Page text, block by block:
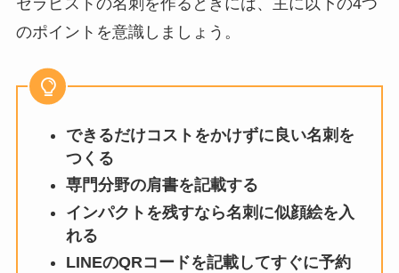
のポイントを意識しましょう。
できるだけコストをかけずに良い名刺を
つくる
専門分野の肩書を記載する
インパクトを残すなら名刺に似顔絵を入
れる
LINEのQRコードを記載してすぐに予約